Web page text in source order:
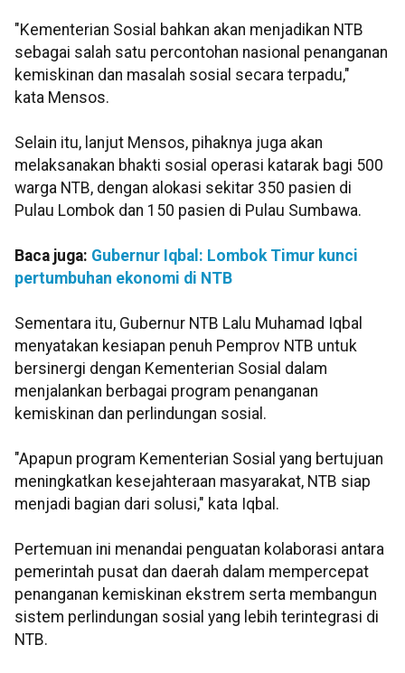
"Kementerian Sosial bahkan akan menjadikan NTB
sebagai salah satu percontohan nasional penanganan
kemiskinan dan masalah sosial secara terpadu,"
kata Mensos.
Selain itu, lanjut Mensos, pihaknya juga akan
melaksanakan bhakti sosial operasi katarak bagi 500
warga NTB, dengan alokasi sekitar 350 pasien di
Pulau Lombok dan 150 pasien di Pulau Sumbawa.
Baca juga: Gubernur Iqbal: Lombok Timur kunci
pertumbuhan ekonomi di NTB
Sementara itu, Gubernur NTB Lalu Muhamad Iqbal
menyatakan kesiapan penuh Pemprov NTB untuk
bersinergi dengan Kementerian Sosial dalam
menjalankan berbagai program penanganan
kemiskinan dan perlindungan sosial.
"Apapun program Kementerian Sosial yang bertujuan
meningkatkan kesejahteraan masyarakat, NTB siap
menjadi bagian dari solusi," kata Iqbal.
Pertemuan ini menandai penguatan kolaborasi antara
pemerintah pusat dan daerah dalam mempercepat
penanganan kemiskinan ekstrem serta membangun
sistem perlindungan sosial yang lebih terintegrasi di
NTB.